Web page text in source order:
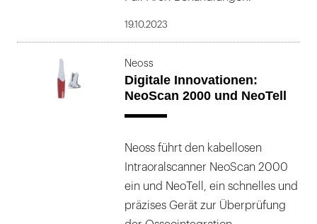
19.10.2023
Neoss
Digitale Innovationen:
NeoScan 2000 und NeoTell
Neoss führt den kabellosen
Intraoralscanner NeoScan 2000
ein und NeoTell, ein schnelles und
präzises Gerät zur Überprüfung